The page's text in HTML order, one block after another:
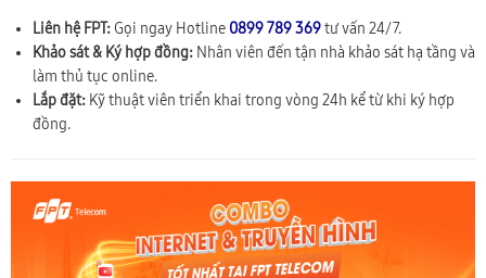
Liên hệ FPT: Gọi ngay Hotline 0899 789 369tư vấn 24/7.
Khảo sát & Ký hợp đồng: Nhân viên đến tận nhà khảo sát hạ tầng và
làm thủ tục online.
Lắp đặt: Kỹ thuật viên triển khai trong vòng 24h kể từ khi ký hợp
đồng.